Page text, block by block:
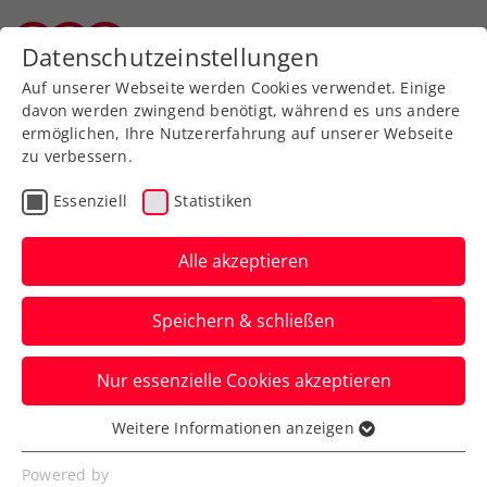
Zurück zur Newsübersicht
ATP
ITF Kursumlijska Banja:
Tagger in Riesenschritten
Richtung Top 200
Die große ÖTV-Nachwuchshoffnung holt
in Kalenderwoche 38 ihren zweiten ITF-
Datenschutzeinstellungen
Auf unserer Webseite werden Cookies verwendet. Einige
davon werden zwingend benötigt, während es uns andere
ermöglichen, Ihre Nutzererfahrung auf unserer Webseite
zu verbessern.
Essenziell Statistiken
Alle akzeptieren
Speichern & schließen
Nur essenzielle Cookies akzeptieren
Essenziell
Essenzielle Cookies werden für grundlegende
Weitere Informationen anzeigen
Powered by